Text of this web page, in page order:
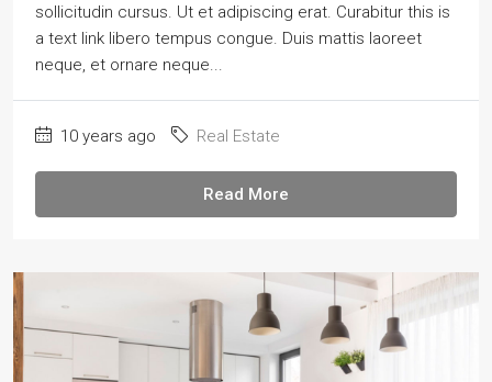
sollicitudin cursus. Ut et adipiscing erat. Curabitur this is
a text link libero tempus congue. Duis mattis laoreet
neque, et ornare neque...
10 years ago Real Estate
Read More